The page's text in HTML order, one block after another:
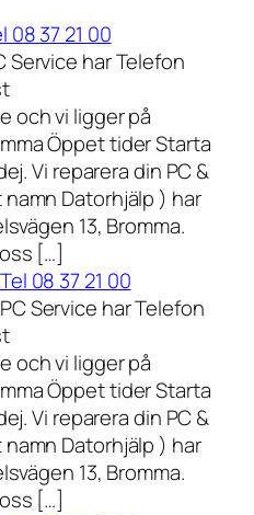
08 37 21 00
Service har Telefon
och vi ligger på
Öppet tider Starta
Vi reparera din PC &
Datorhjälp ) har
13, Bromma.
[…]
08 37 21 00
Service har Telefon
och vi ligger på
Öppet tider Starta
Vi reparera din PC &
Datorhjälp ) har
13, Bromma.
[…]